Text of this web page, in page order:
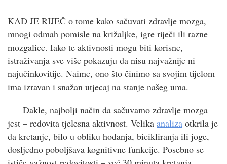
KAD JE RIJEČ o tome kako sačuvati zdravlje mozga,
mnogi odmah pomisle na križaljke, igre riječi ili razne
mozgalice. Iako te aktivnosti mogu biti korisne,
istraživanja sve više pokazuju da nisu najvažnije ni
najučinkovitije. Naime, ono što činimo sa svojim tijelom
ima izravan i snažan utjecaj na stanje našeg uma.
Dakle, najbolji način da sačuvamo zdravlje mozga
jest – redovita tjelesna aktivnost. Velika analiza otkrila je
da kretanje, bilo u obliku hodanja, bicikliranja ili joge,
dosljedno poboljšava kognitivne funkcije. Posebno se